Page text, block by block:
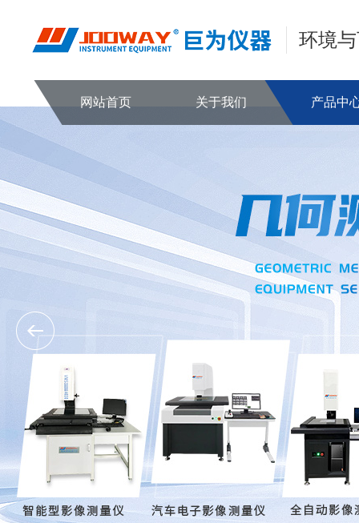
环境
网站首页 关于我们 产品中